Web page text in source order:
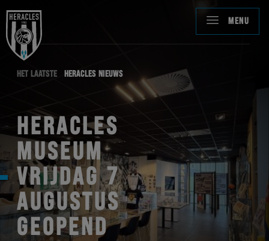
MENU
HET LAATSTE HERACLES NIEUWS
HERACLES
MUSEUM
VRIJDAG 7
AUGUSTUS
GEOPEND